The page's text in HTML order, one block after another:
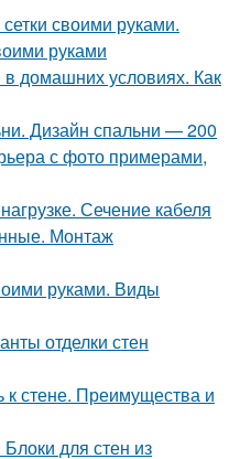
своими руками.
руками
в домашних условиях. Как
Дизайн спальни — 200
с фото примерами,
Сечение кабеля
Монтаж
руками. Виды
отделки стен
стене. Преимущества и
для стен из